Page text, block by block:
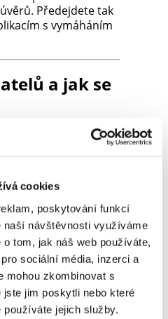
cookies
poskytování funkcí
návštěvnosti využíváme
tom, jak náš web používáte,
sociální média, inzerci a
mohou zkombinovat s
jim poskytli nebo které
jejich služby.
Předejdete tak
s vymáháním
a jak se
„na později“ a
mít nastavený
povinnost
vezmou větší
Výsledkem jsou
zátěž a vyšší